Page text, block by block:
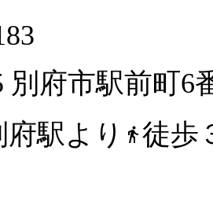
別府市駅前町6
駅より
 徒歩